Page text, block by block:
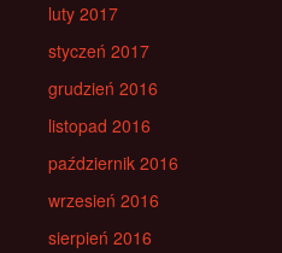
luty 2017
styczeń 2017
grudzień 2016
listopad 2016
październik 2016
wrzesień 2016
sierpień 2016